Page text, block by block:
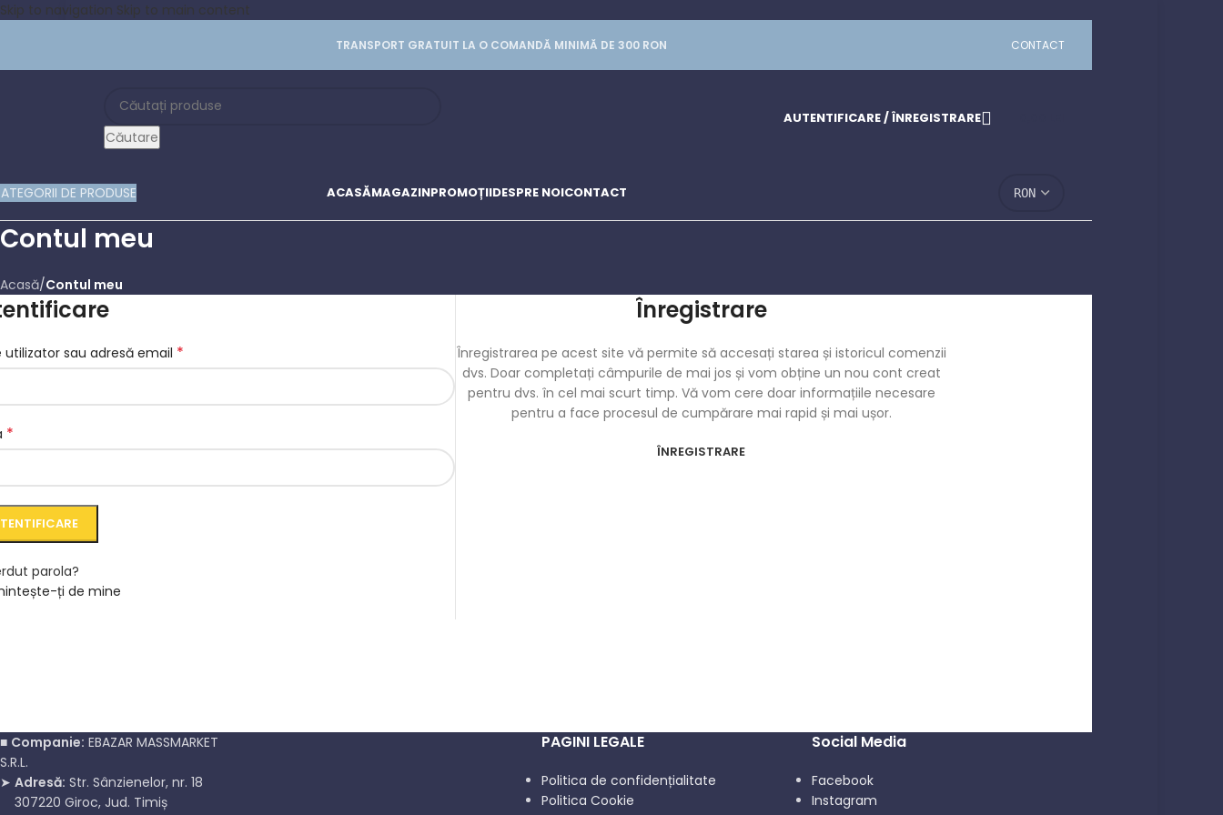
Skip to navigation Skip to main content
TRANSPORT GRATUIT LA O COMANDĂ MINIMĂ DE 300 RON CONTACT
Căutare
AUTENTIFICARE / ÎNREGISTRARE
DE PRODUSE ACASĂMAGAZINPROMOȚIIDESPRE NOICONTACT
Contul meu
Acasă/Contul meu
utilizator sau adresă email *
*
parola?
ți de mine
Înregistrare
Înregistrarea pe acest site vă permite să accesați starea și istoricul comenzii
dvs. Doar completați câmpurile de mai jos și vom obține un nou cont creat
pentru dvs. în cel mai scurt timp. Vă vom cere doar informațiile necesare
pentru a face procesul de cumpărare mai rapid și mai ușor.
ÎNREGISTRARE
■ Companie: EBAZAR MASSMARKET
S.R.L.
➤ Adresă: Str. Sânzienelor, nr. 18
307220 Giroc, Jud. Timiș
PAGINI LEGALE
Politica de confidențialitate
Politica Cookie
Social Media
Facebook
Instagram